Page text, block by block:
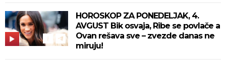
HOROSKOP ZA PONEDELJAK, 4.
AVGUST Bik osvaja, Ribe se povlače a
Ovan rešava sve – zvezde danas ne
miruju!